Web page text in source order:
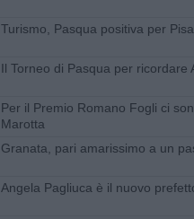
Turismo, Pasqua positiva per
Il Torneo di Pasqua per ricordare
Per il Premio Romano Fogli ci
Marotta
Granata, pari amarissimo a un
Angela Pagliuca è il nuovo